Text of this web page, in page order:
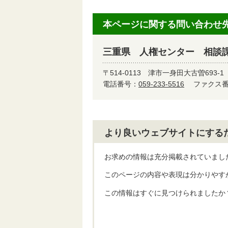
本ページに関する問い合わせ
三重県 人権センター 相談
〒514-0113 津市一身田大古曽693-1
電話番号： 059-233-5516 ファクス
より良いウェブサイトにす
お求めの情報は充分掲載されていまし
このページの内容や表現は分かりやす
この情報はすぐに見つけられましたか